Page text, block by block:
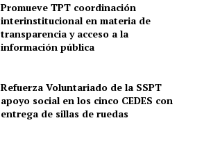
Promueve TPT coordinación
interinstitucional en materia de
transparencia y acceso a la
información pública
Refuerza Voluntariado de la SSPT
apoyo social en los cinco CEDES con
entrega de sillas de ruedas